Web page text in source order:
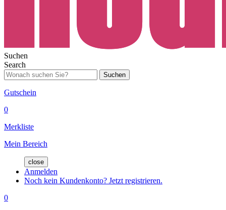
Suchen
Search
Suchen
Gutschein
0
Merkliste
Mein Bereich
close
Anmelden
Noch kein Kundenkonto? Jetzt registrieren.
0